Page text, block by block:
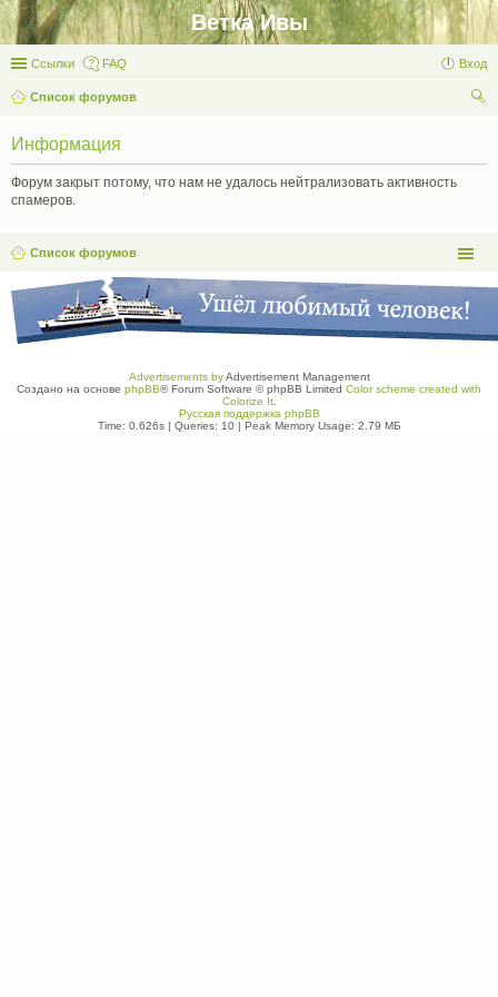
Ветка Ивы
Ссылки FAQ Вход
Список форумов
Информация
Форум закрыт потому, что нам не удалось нейтрализовать активность
спамеров.
Список форумов
Advertisements byAdvertisement Management
Создано на основе phpBB® Forum Software © phpBB Limited Color scheme created with
Colorize It.
Русская поддержка phpBB
Time: 0.626s| Queries: 10| Peak Memory Usage: 2.79 МБ